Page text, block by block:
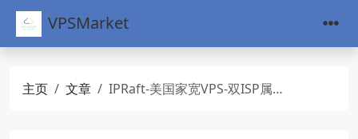
VPSMarket
主页 文章 IPRaft-美国家宽VPS-双ISP属性-AT&T-线路-完美解锁各种流媒体-解锁Tiktok-月付12USD-附评测记录